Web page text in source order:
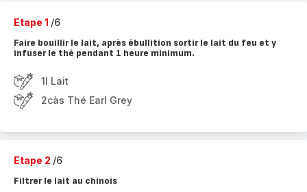
Etape 1 /6
Faire bouillir le lait, après ébullition sortir le lait du feu et y
infuser le thé pendant 1 heure minimum.
1l Lait
2càs Thé Earl Grey
Etape 2 /6
Filtrer le lait au chinois